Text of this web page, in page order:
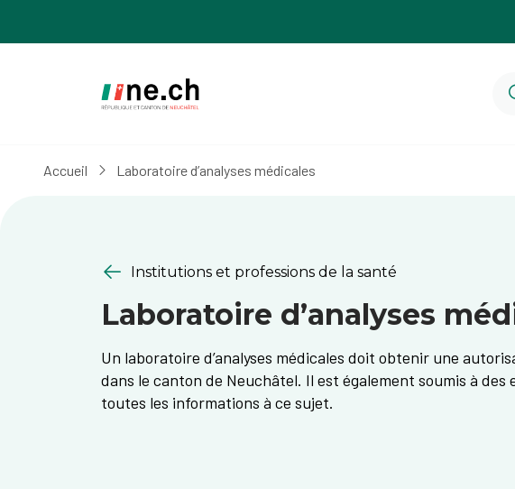
Accueil Laboratoire d’analyses médicales
Institutions et professions de la santé
Laboratoire d’analyses
Un laboratoire d’analyses médicales doit obtenir une
dans le canton de Neuchâtel. Il est également soumis à
toutes les informations à ce sujet.